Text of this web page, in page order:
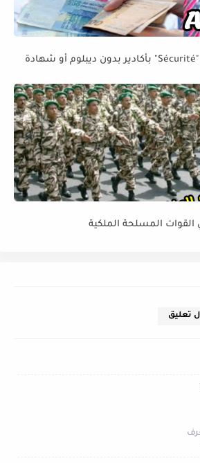
المسلحة الملكية
تعليق